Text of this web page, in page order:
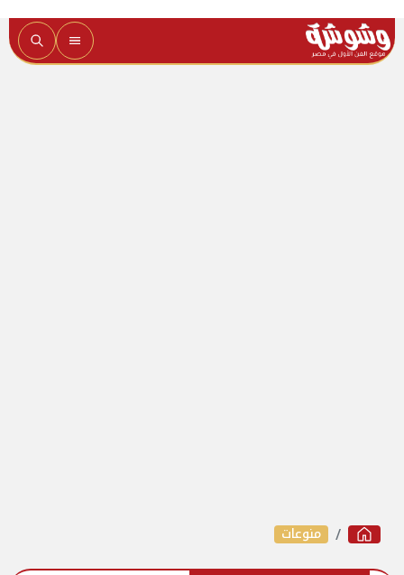
منوعات